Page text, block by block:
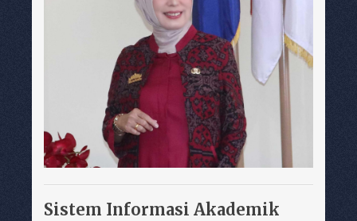
Sistem Informasi Akademik